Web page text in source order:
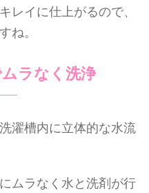
レイに仕上がるので、
ね。
ラなく洗浄
濯槽内に立体的な水流
ムラなく水と洗剤が行